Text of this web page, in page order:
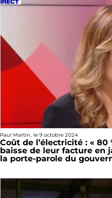
Paul Martin, le 9 octobre 2024
Coût de l’électricité : «
baisse de leur facture en
la porte-parole du